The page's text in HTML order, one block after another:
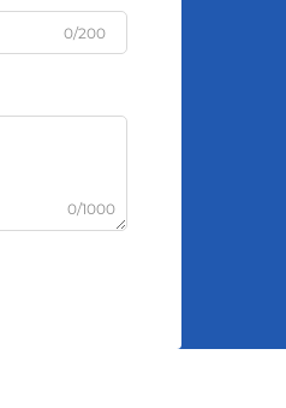
0/200
0/1000